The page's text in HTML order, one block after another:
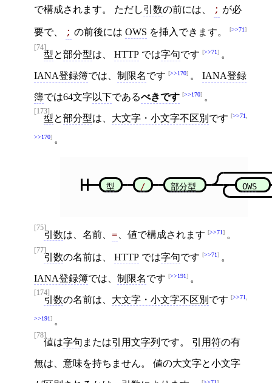
で構成されます。 ただし引数の前には、 ; が必
要で、 ; の前後には OWS を挿入できます。 >>71
[74]
型と部分型は、 HTTP では字句です >>71 。
IANA登録簿では、 制限名です >>170 。 IANA登録
簿では64文字以下であるべきです >>170 。
[173]
型と部分型は、 大文字・小文字不区別 です >>71
>>170 。
型 / 部分型 OWS
[75]
引数は、名前、 = 、値で構成されます >>71 。
[77]
引数の名前は、 HTTP では字句です >>71 。
IANA登録簿では、 制限名です >>191 。
[174]
引数の名前は、 大文字・小文字不区別 です >>71
>>191 。
[78]
値は字句 または引用文字列 です。 引用符の有
無は、意味を持ちません。 値の大文字と小文字